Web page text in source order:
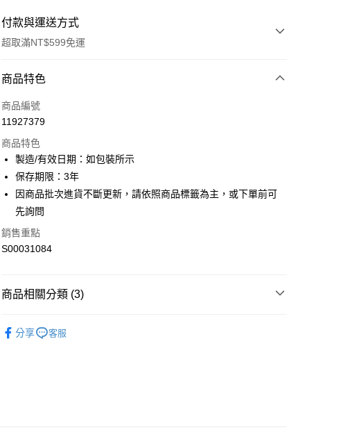
付款與運送方式
超取滿NT$599免運
付款方式
信用卡一次付款
LINE Pay
Apple Pay
街口支付
全盈+PAY
運送方式
全家付款取貨
商品特色
商品編號
11927379
商品特色
製造/有效日期：如包裝所示
保存期限：3年
因商品批次進貨不斷更新，請依照商品標籤為主，或下單前可
先詢問
銷售重點
S00031084
商品相關分類 (3)
necessities
分享 客服